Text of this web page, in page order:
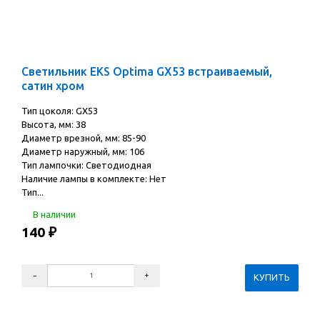
Светильник EKS Optima GX53 встраиваемый,
сатин хром
Тип цоколя: GX53
Высота, мм: 38
Диаметр врезной, мм: 85-90
Диаметр наружный, мм: 106
Тип лампочки: Светодиодная
Наличие лампы в комплекте: Нет
Тип...
В наличии
140 ₽